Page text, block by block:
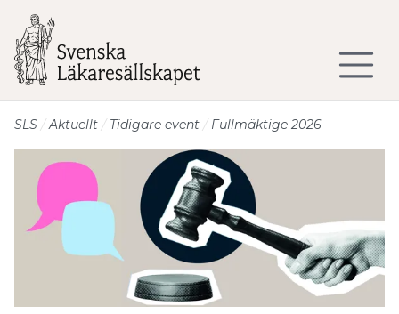
SLS Aktuellt Tidigare event Fullmäktige 2026